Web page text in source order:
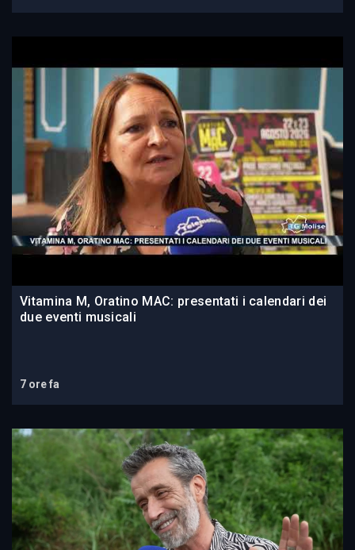
Vitamina M, Oratino MAC: presentati i calendari dei
due eventi musicali
7 ore fa